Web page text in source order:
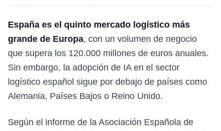
España es el quinto mercado logístico más
grande de Europa, con un volumen de negocio
que supera los 120.000 millones de euros anuales.
Sin embargo, la adopción de IA en el sector
logístico español sigue por debajo de países como
Alemania, Países Bajos o Reino Unido.
Según el informe de la Asociación Española de